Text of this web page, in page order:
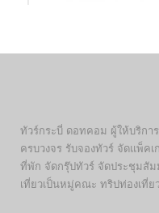
ทัวร์กระบี่ ดอทคอม ผู้ให้บริกา
ครบวงจร รับจองทัวร์ จัดแพ็ค
ที่พัก จัดกรุ๊ปทัวร์ จัดประชุมสัม
เที่ยวเป็นหมู่คณะ ทริปท่องเที่